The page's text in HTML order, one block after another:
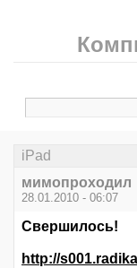
iPad
мимопроходил
28.01.2010 - 06:07
Свершилось!
http://